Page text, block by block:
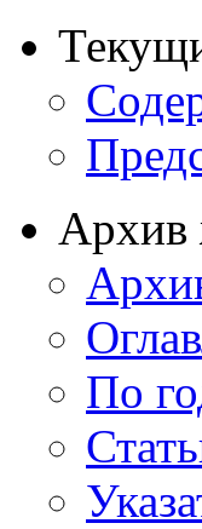
Архив
По